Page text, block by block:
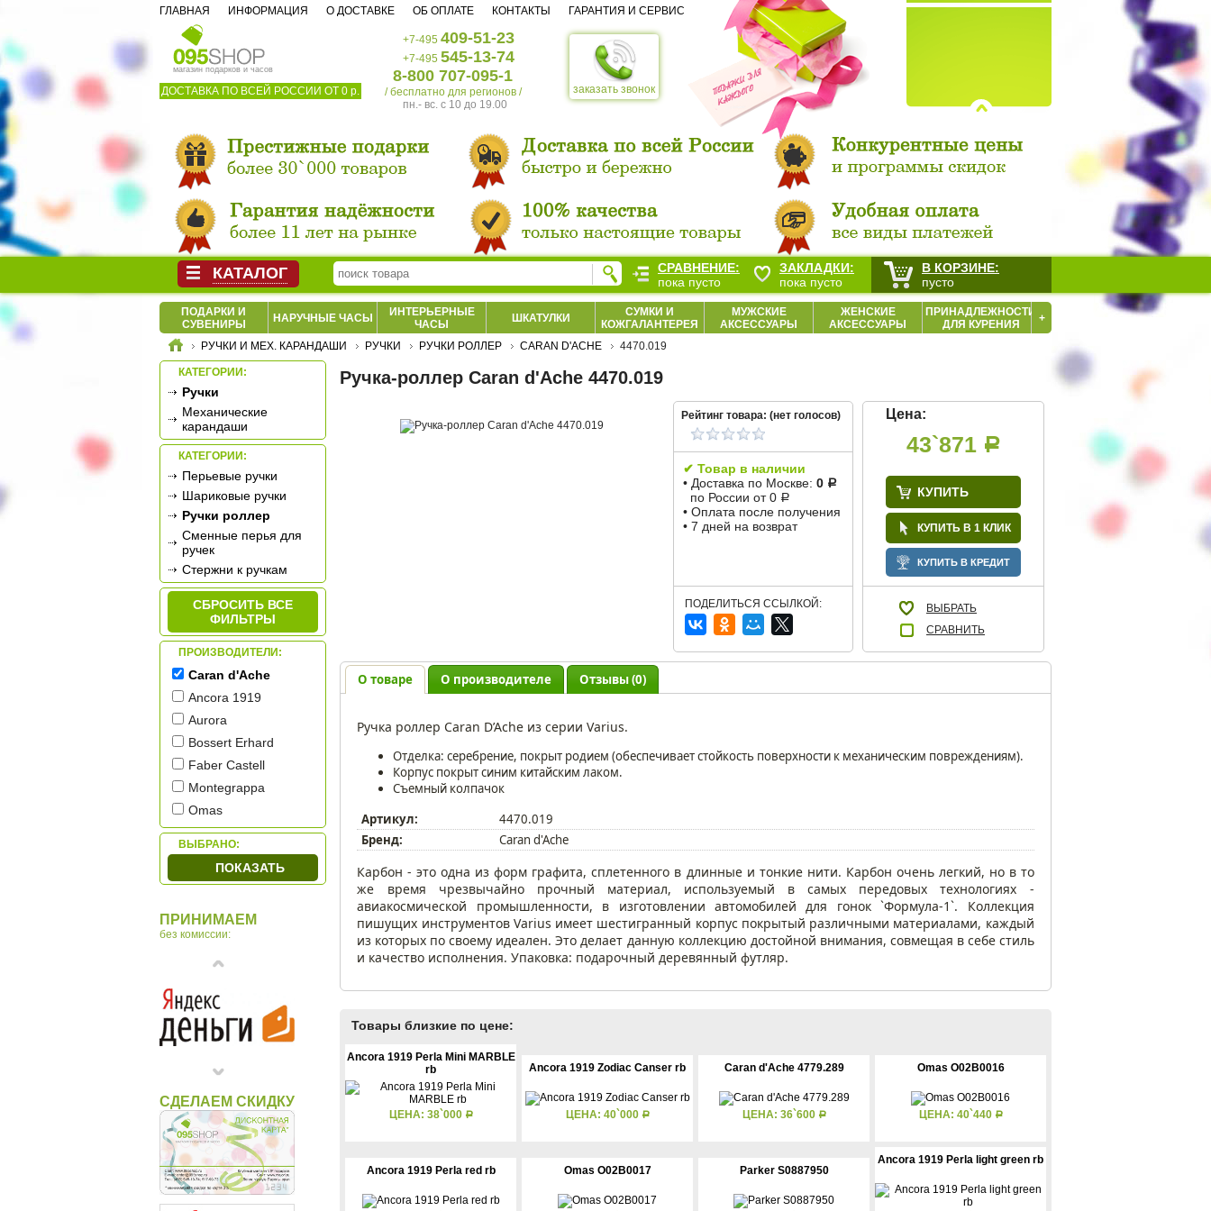
магазин подарков и часов
ДОСТАВКА ПО ВСЕЙ РОССИИ ОТ 0 р. заказать звонок
+7-495 409-51-23
+7-495 545-13-74
8-800 707-095-1
/ бесплатно для регионов /
пн.- вс. c 10 до 19.00
ГЛАВНАЯ ИНФОРМАЦИЯ О ДОСТАВКЕ ОБ ОПЛАТЕ КОНТАКТЫ ГАРАНТИЯ И СЕРВИС
ПОДАРКИ И
СУВЕНИРЫ
НАРУЧНЫЕ ЧАСЫ
ИНТЕРЬЕРНЫЕ
ЧАСЫ
ШКАТУЛКИ
СУМКИ И
КОЖГАЛАНТЕРЕЯ
МУЖСКИЕ
АКСЕССУАРЫ
ЖЕНСКИЕ
АКСЕССУАРЫ
ПРИНАДЛЕЖНОСТИ
ДЛЯ КУРЕНИЯ
+
РУЧКИ И МЕХ. КАРАНДАШИ РУЧКИ РУЧКИ РОЛЛЕР CARAN D'ACHE 4470.019
КАТЕГОРИИ:
Ручки
Механические
карандаши
КАТЕГОРИИ:
Перьевые ручки
Шариковые ручки
Ручки роллер
Сменные перья для
ручек
Стержни к ручкам
СБРОСИТЬ ВСЕ
ФИЛЬТРЫ
ПРОИЗВОДИТЕЛИ:
Caran d'Ache
Ancora 1919
Aurora
Bossert Erhard
Faber Castell
Montegrappa
Omas
OTTO HUTT
Parker
ВЫБРАНО:
ПОКАЗАТЬ
ПРИНИМАЕМ
без комиссии:
СДЕЛАЕМ СКИДКУ
Ручка-роллер Caran d'Ache 4470.019
Рейтинг товара: (нет голосов)
✔ Товар в наличии
• Доставка по Москве: 0 Р
по России от 0 Р
• Оплата после получения
• 7 дней на возврат
ПОДЕЛИТЬСЯ ССЫЛКОЙ:
Цена:
43`871 Р
КУПИТЬ
КУПИТЬ В 1 КЛИК
КУПИТЬ В КРЕДИТ
ВЫБРАТЬ
СРАВНИТЬ
О товаре О производителе Отзывы (0)
Ручка роллер Caran D’Ache из серии Varius.
Отделка: серебрение, покрыт родием (обеспечивает стойкость поверхности к механическим повреждениям).
Корпус покрыт синим китайским лаком.
Съемный колпачок
Артикул:
4470.019
Бренд:
Caran d'Ache
Карбон - это одна из форм графита, сплетенного в длинные и тонкие нити. Карбон очень легкий, но в то
же время чрезвычайно прочный материал, используемый в самых передовых технологиях -
авиакосмической промышленности, в изготовлении автомобилей для гонок `Формула-1`. Коллекция
пишущих инструментов Varius имеет шестигранный корпус покрытый различными материалами, каждый
из которых по своему идеален. Это делает данную коллекцию достойной внимания, совмещая в себе стиль
и качество исполнения. Упаковка: подарочный деревянный футляр.
Товары близкие по цене:
Ancora 1919 Perla Mini MARBLE
rb
ЦЕНА: 38`000 Р
Ancora 1919 Zodiac Canser rb
ЦЕНА: 40`000 Р
Caran d'Ache 4779.289
ЦЕНА: 36`600 Р
Omas O02B0016
ЦЕНА: 40`440 Р
Ancora 1919 Perla red rb Omas O02B0017 Parker S0887950
Ancora 1919 Perla light green rb
КАТАЛОГ
СРАВНЕНИЕ:
пока пусто
ЗАКЛАДКИ:
пока пусто
В КОРЗИНЕ:
пусто